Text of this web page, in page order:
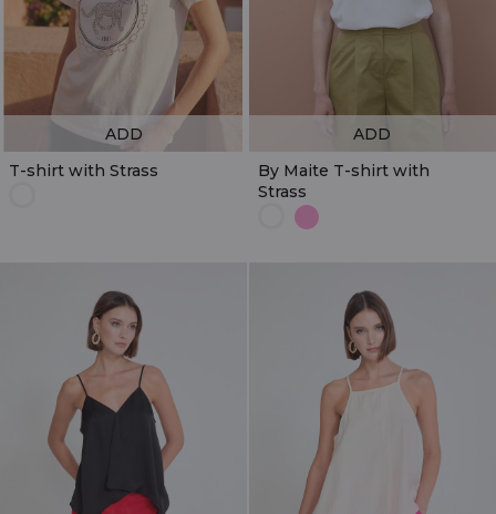
T-shirt with Strass
ADD
By Maite T-shirt with
Strass
ADD